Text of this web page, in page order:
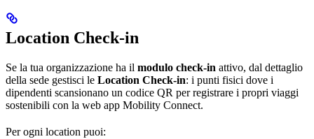
Location Check-in
Se la tua organizzazione ha il modulo check-in attivo, dal dettaglio
della sede gestisci le Location Check-in: i punti fisici dove i
dipendenti scansionano un codice QR per registrare i propri viaggi
sostenibili con la web app Mobility Connect.
Per ogni location puoi: